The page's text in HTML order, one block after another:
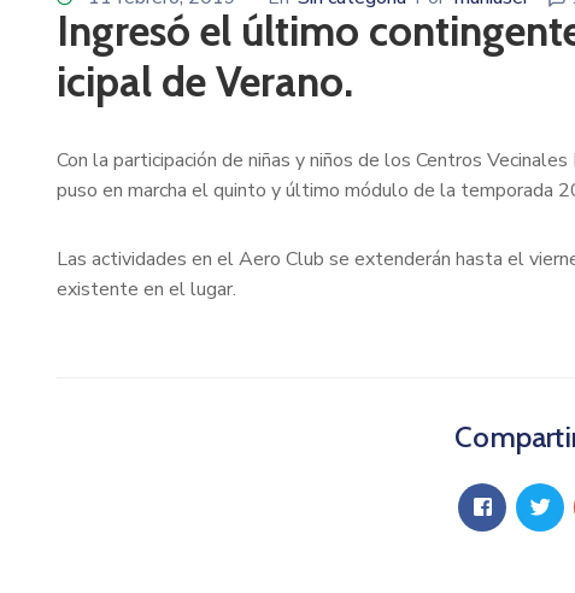
Ingresó el último
icipal de Verano.
Con la participación de niñas y niños de los Centros
puso en marcha el quinto y último módulo de la temporada
Las actividades en el Aero Club se extenderán hasta el
existente en el lugar.